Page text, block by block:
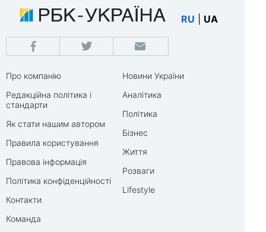
RU UA
Про компанію
Редакційна політика і
стандарти
Як стати нашим автором
Правила користування
Правова інформація
Політика конфіденційності
Контакти
Команда
Новини України
Аналітика
Політика
Бізнес
Життя
Розваги
Lifestyle